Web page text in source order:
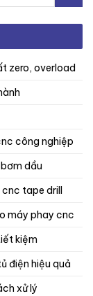
zero, overload
công nghiệp
dầu
tape drill
máy phay cnc
kiệm
điện hiệu quả
xử lý